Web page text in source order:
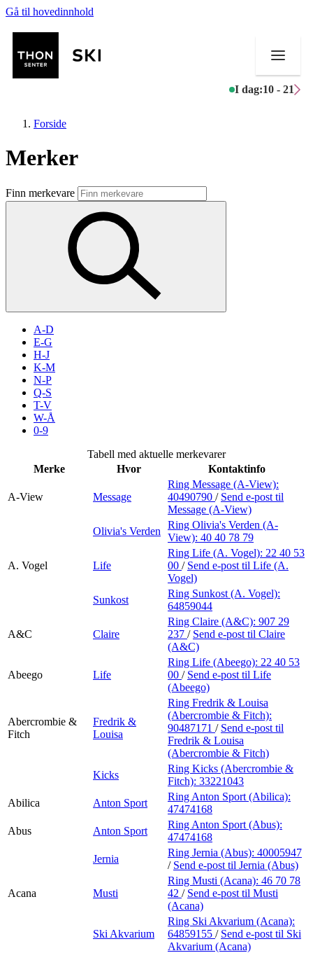
Gå til hovedinnhold
I dag:10 - 21
Butikker
Mat og drikke
Aktiviteter
Inspirasjon
Søk
Praktisk informasjon
Ledige stillinger
Personal Shopper
Forside
Merker
Finn merkevare
A-D
E-G
H-J
K-M
N-P
Q-S
T-V
W-Å
0-9
Tabell med aktuelle merkevarer
Merke
Hvor Kontaktinfo
A-View Message
Ring Message (A-View):
40490790 / Send e-post til
Message (A-View)
Olivia's Verden
Ring Olivia's Verden (A-
View): 40 40 78 79
A. Vogel Life
Ring Life (A. Vogel): 22 40 53
00 / Send e-post til Life (A.
Vogel)
Sunkost
Ring Sunkost (A. Vogel):
64859044
A&C Claire
Ring Claire (A&C): 907 29
237 / Send e-post til Claire
(A&C)
Abeego Life
Ring Life (Abeego): 22 40 53
00 / Send e-post til Life
(Abeego)
Abercrombie &
Fitch
Fredrik &
Louisa
Ring Fredrik & Louisa
(Abercrombie & Fitch):
90487171 / Send e-post til
Fredrik & Louisa
(Abercrombie & Fitch)
Kicks
Ring Kicks (Abercrombie &
Fitch): 33221043
Abilica
Anton Sport
Ring Anton Sport (Abilica):
47474168
Abus
Anton Sport
Ring Anton Sport (Abus):
47474168
Jernia
Ring Jernia (Abus): 40005947
/ Send e-post til Jernia (Abus)
Acana Musti
Ring Musti (Acana): 46 70 78
42 / Send e-post til Musti
(Acana)
Ski Akvarium
Ring Ski Akvarium (Acana):
64859155 / Send e-post til Ski
Akvarium (Acana)